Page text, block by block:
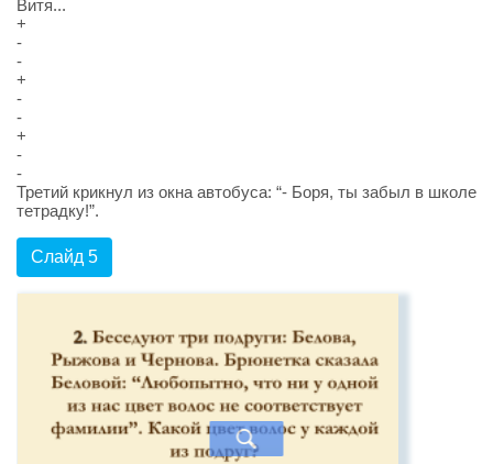
Витя...
+
-
-
+
-
-
+
-
-
Третий крикнул из окна автобуса: “- Боря, ты забыл в школе
тетрадку!”.
Слайд 5